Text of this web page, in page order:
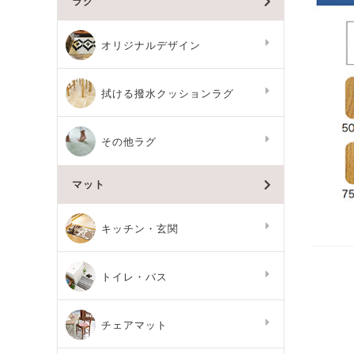
オリジナルデザイン
拭ける撥水クッションラグ
その他ラグ
マット
キッチン・玄関
トイレ・バス
チェアマット